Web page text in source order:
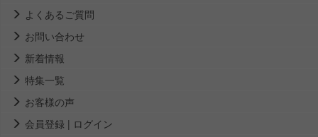
よくあるご質問
お問い合わせ
新着情報
特集一覧
お客様の声
会員登録 | ログイン